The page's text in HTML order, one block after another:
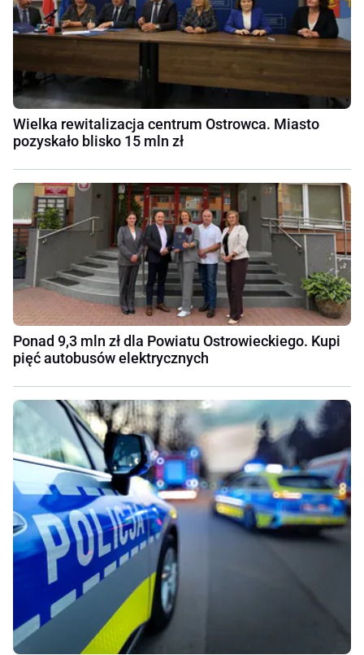
Wielka rewitalizacja centrum Ostrowca. Miasto
pozyskało blisko 15 mln zł
Ponad 9,3 mln zł dla Powiatu Ostrowieckiego. Kupi
pięć autobusów elektrycznych